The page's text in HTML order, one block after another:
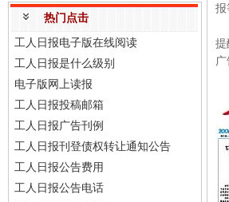
热门点击
工人日报电子版在线阅读
工人日报是什么级别
电子版网上读报
工人日报投稿邮箱
工人日报广告刊例
工人日报刊登债权转让通知公告
工人日报公告费用
工人日报公告电话
报
提